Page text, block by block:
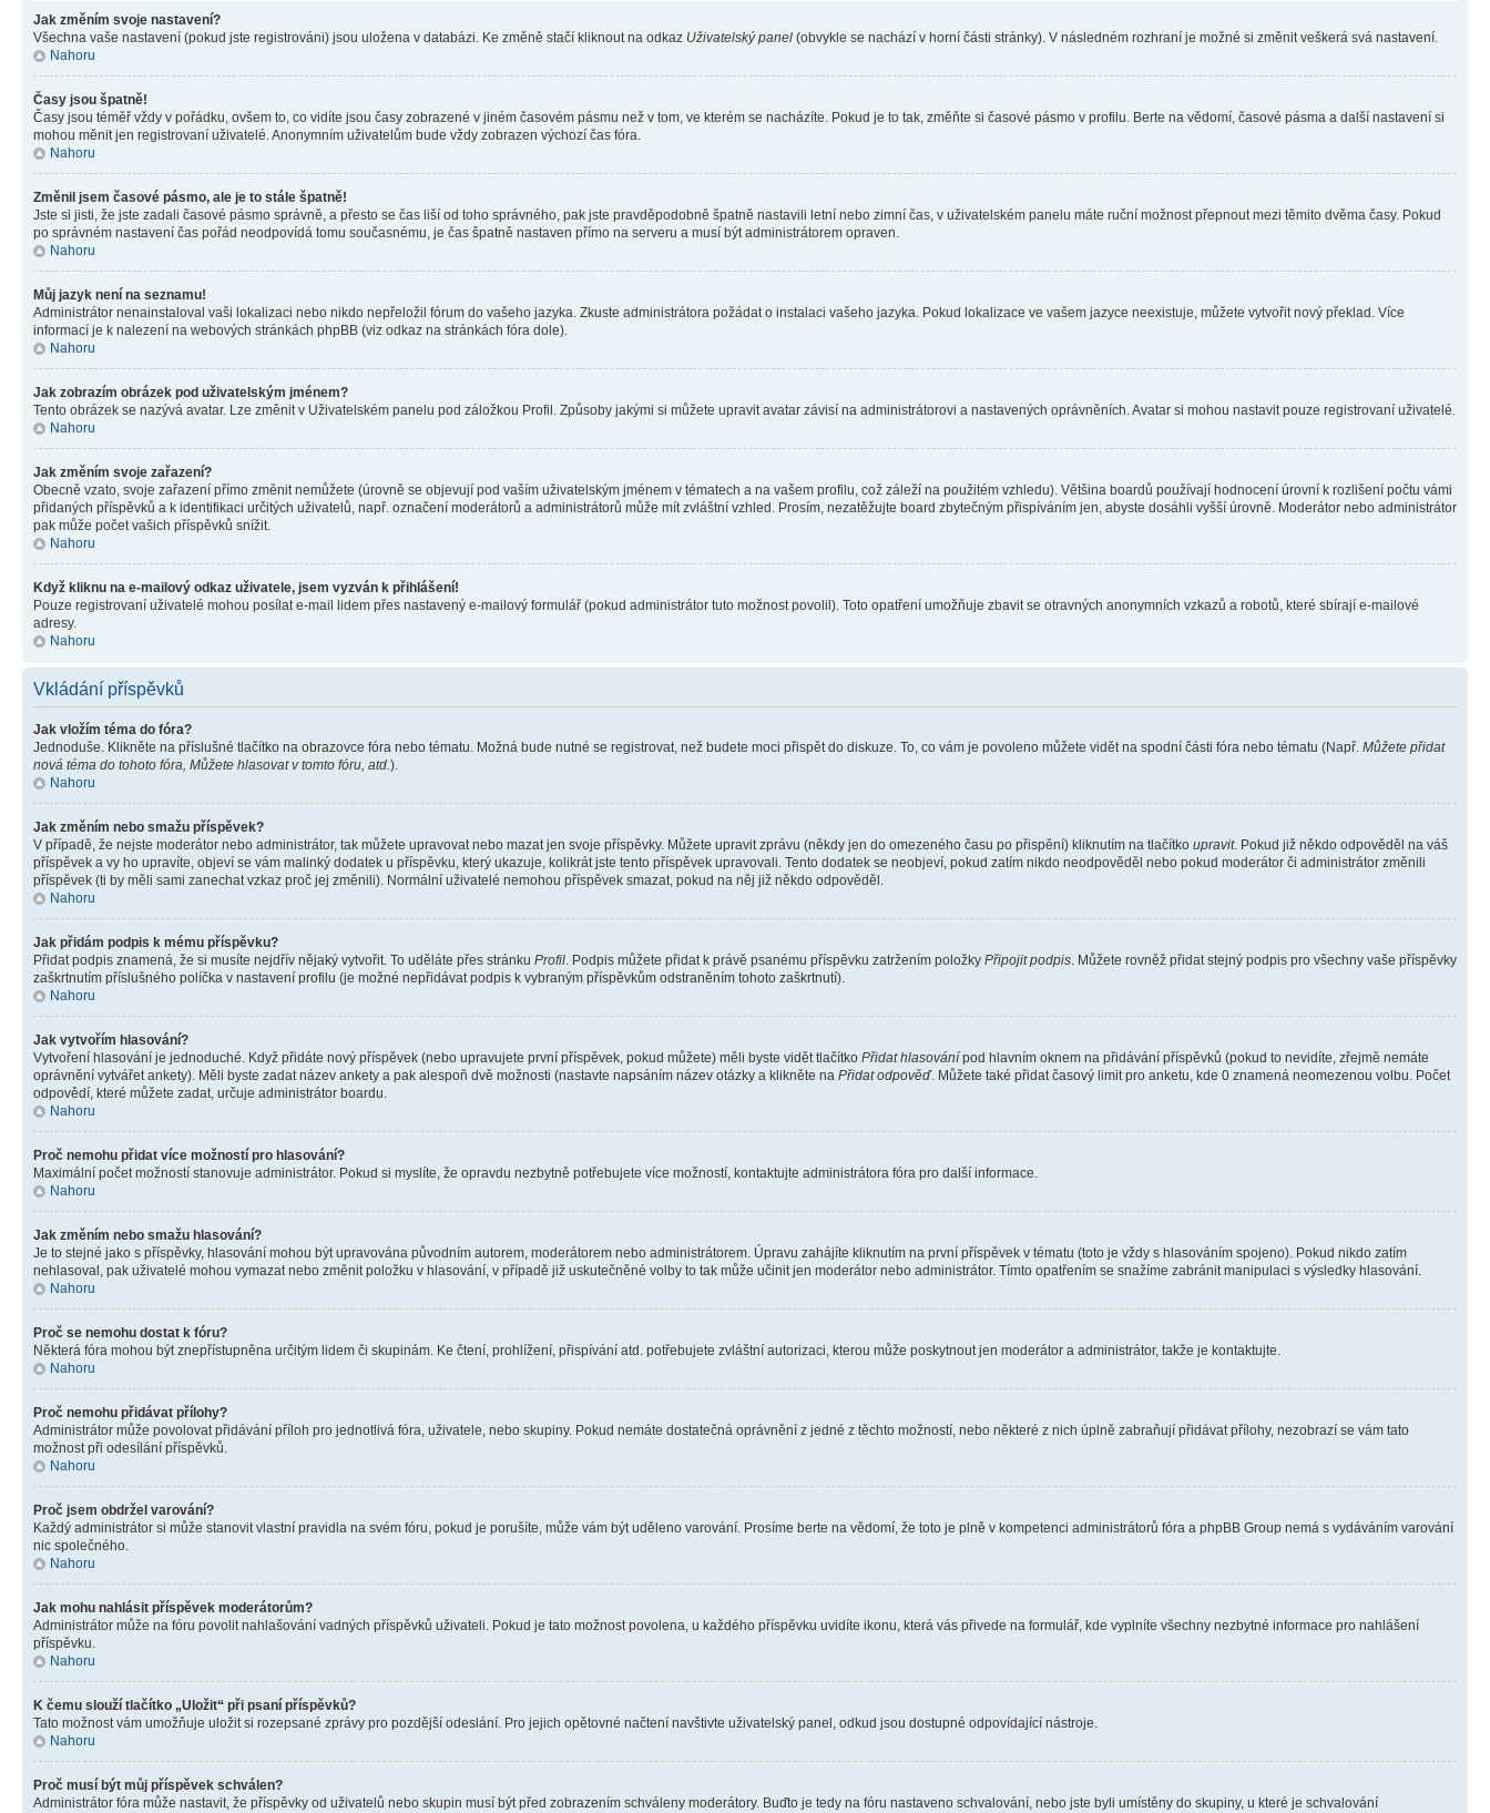
Jak změním svoje nastavení?
Všechna vaše nastavení (pokud jste registrováni) jsou uložena v databázi. Ke změně stačí kliknout na odkaz Uživatelský panel (obvykle se nachází v horní části stránky). V následném rozhraní je možné si změnit veškerá svá nastavení.
Nahoru
Časy jsou špatně!
Časy jsou téměř vždy v pořádku, ovšem to, co vidíte jsou časy zobrazené v jiném časovém pásmu než v tom, ve kterém se nacházíte. Pokud je to tak, změňte si časové pásmo v profilu. Berte na vědomí, časové pásma a další nastavení si
mohou měnit jen registrovaní uživatelé. Anonymním uživatelům bude vždy zobrazen výchozí čas fóra.
Nahoru
Změnil jsem časové pásmo, ale je to stále špatně!
Jste si jisti, že jste zadali časové pásmo správně, a přesto se čas liší od toho správného, pak jste pravděpodobně špatně nastavili letní nebo zimní čas, v uživatelském panelu máte ruční možnost přepnout mezi těmito dvěma časy. Pokud
po správném nastavení čas pořád neodpovídá tomu současnému, je čas špatně nastaven přímo na serveru a musí být administrátorem opraven.
Nahoru
Můj jazyk není na seznamu!
Administrátor nenainstaloval vaši lokalizaci nebo nikdo nepřeložil fórum do vašeho jazyka. Zkuste administrátora požádat o instalaci vašeho jazyka. Pokud lokalizace ve vašem jazyce neexistuje, můžete vytvořit nový překlad. Více
informací je k nalezení na webových stránkách phpBB (viz odkaz na stránkách fóra dole).
Nahoru
Jak zobrazím obrázek pod uživatelským jménem?
Tento obrázek se nazývá avatar. Lze změnit v Uživatelském panelu pod záložkou Profil. Způsoby jakými si můžete upravit avatar závisí na administrátorovi a nastavených oprávněních. Avatar si mohou nastavit pouze registrovaní uživatelé.
Nahoru
Jak změním svoje zařazení?
Obecně vzato, svoje zařazení přímo změnit nemůžete (úrovně se objevují pod vaším uživatelským jménem v tématech a na vašem profilu, což záleží na použitém vzhledu). Většina boardů používají hodnocení úrovní k rozlišení počtu vámi
přidaných příspěvků a k identifikaci určitých uživatelů, např. označení moderátorů a administrátorů může mít zvláštní vzhled. Prosím, nezatěžujte board zbytečným přispíváním jen, abyste dosáhli vyšší úrovně. Moderátor nebo administrátor
pak může počet vašich příspěvků snížit.
Nahoru
Když kliknu na e-mailový odkaz uživatele, jsem vyzván k přihlášení!
Pouze registrovaní uživatelé mohou posílat e-mail lidem přes nastavený e-mailový formulář (pokud administrátor tuto možnost povolil). Toto opatření umožňuje zbavit se otravných anonymních vzkazů a robotů, které sbírají e-mailové
adresy.
Nahoru
Vkládání příspěvků
Jak vložím téma do fóra?
Jednoduše. Klikněte na příslušné tlačítko na obrazovce fóra nebo tématu. Možná bude nutné se registrovat, než budete moci přispět do diskuze. To, co vám je povoleno můžete vidět na spodní části fóra nebo tématu (Např. Můžete přidat
nová téma do tohoto fóra, Můžete hlasovat v tomto fóru, atd. ).
Nahoru
Jak změním nebo smažu příspěvek?
V případě, že nejste moderátor nebo administrátor, tak můžete upravovat nebo mazat jen svoje příspěvky. Můžete upravit zprávu (někdy jen do omezeného času po přispění) kliknutím na tlačítko upravit. Pokud již někdo odpověděl na váš
příspěvek a vy ho upravíte, objeví se vám malinký dodatek u příspěvku, který ukazuje, kolikrát jste tento příspěvek upravovali. Tento dodatek se neobjeví, pokud zatím nikdo neodpověděl nebo pokud moderátor či administrátor změnili
příspěvek (ti by měli sami zanechat vzkaz proč jej změnili). Normální uživatelé nemohou příspěvek smazat, pokud na něj již někdo odpověděl.
Nahoru
Jak přidám podpis k mému příspěvku?
Přidat podpis znamená, že si musíte nejdřív nějaký vytvořit. To uděláte přes stránku Profil . Podpis můžete přidat k právě psanému příspěvku zatržením položky Připojit podpis . Můžete rovněž přidat stejný podpis pro všechny vaše příspěvky
zaškrtnutím příslušného políčka v nastavení profilu (je možné nepřidávat podpis k vybraným příspěvkům odstraněním tohoto zaškrtnutí).
Nahoru
Jak vytvořím hlasování?
Vytvoření hlasování je jednoduché. Když přidáte nový příspěvek (nebo upravujete první příspěvek, pokud můžete) měli byste vidět tlačítko Přidat hlasovánípod hlavním oknem na přidávání příspěvků (pokud to nevidíte, zřejmě nemáte
oprávnění vytvářet ankety). Měli byste zadat název ankety a pak alespoň dvě možnosti (nastavte napsáním název otázky a klikněte na Přidat odpověď. Můžete také přidat časový limit pro anketu, kde 0 znamená neomezenou volbu. Počet
odpovědí, které můžete zadat, určuje administrátor boardu.
Nahoru
Proč nemohu přidat více možností pro hlasování?
Maximální počet možností stanovuje administrátor. Pokud si myslíte, že opravdu nezbytně potřebujete více možností, kontaktujte administrátora fóra pro další informace.
Nahoru
Jak změním nebo smažu hlasování?
Je to stejné jako s příspěvky, hlasování mohou být upravována původním autorem, moderátorem nebo administrátorem. Úpravu zahájíte kliknutím na první příspěvek v tématu (toto je vždy s hlasováním spojeno). Pokud nikdo zatím
nehlasoval, pak uživatelé mohou vymazat nebo změnit položku v hlasování, v případě již uskutečněné volby to tak může učinit jen moderátor nebo administrátor. Tímto opatřením se snažíme zabránit manipulaci s výsledky hlasování.
Nahoru
Proč se nemohu dostat k fóru?
Některá fóra mohou být znepřístupněna určitým lidem či skupinám. Ke čtení, prohlížení, přispívání atd. potřebujete zvláštní autorizaci, kterou může poskytnout jen moderátor a administrátor, takže je kontaktujte.
Nahoru
Proč nemohu přidávat přílohy?
Administrátor může povolovat přidávání příloh pro jednotlivá fóra, uživatele, nebo skupiny. Pokud nemáte dostatečná oprávnění z jedné z těchto možností, nebo některé z nich úplně zabraňují přidávat přílohy, nezobrazí se vám tato
možnost při odesílání příspěvků.
Nahoru
Proč jsem obdržel varování?
Každý administrátor si může stanovit vlastní pravidla na svém fóru, pokud je porušíte, může vám být uděleno varování. Prosíme berte na vědomí, že toto je plně v kompetenci administrátorů fóra a phpBB Group nemá s vydáváním varování
nic společného.
Nahoru
Jak mohu nahlásit příspěvek moderátorům?
Administrátor může na fóru povolit nahlašování vadných příspěvků uživateli. Pokud je tato možnost povolena, u každého příspěvku uvidíte ikonu, která vás přivede na formulář, kde vyplníte všechny nezbytné informace pro nahlášení
příspěvku.
Nahoru
K čemu slouží tlačítko „Uložit“ při psaní příspěvků?
Tato možnost vám umožňuje uložit si rozepsané zprávy pro pozdější odeslání. Pro jejich opětovné načtení navštivte uživatelský panel, odkud jsou dostupné odpovídající nástroje.
Nahoru
Proč musí být můj příspěvek schválen?
Administrátor fóra může nastavit, že příspěvky od uživatelů nebo skupin musí být před zobrazením schváleny moderátory. Buďto je tedy na fóru nastaveno schvalování, nebo jste byli umístěny do skupiny, u které je schvalování